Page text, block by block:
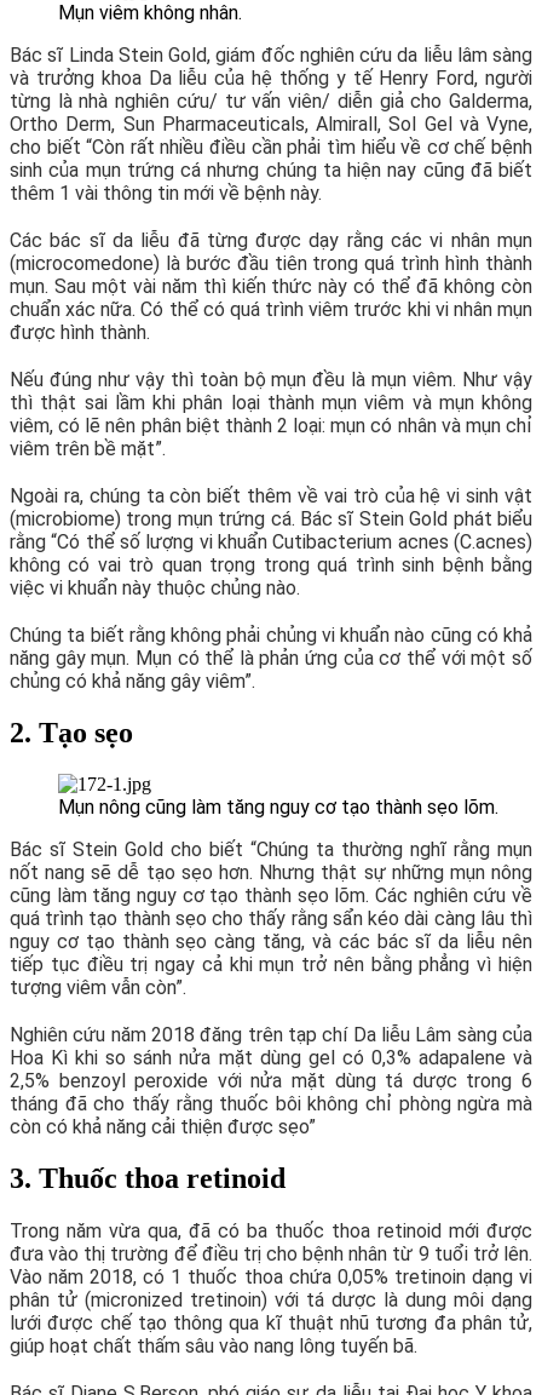
Mụn viêm không nhân.
Bác sĩ Linda Stein Gold, giám đốc nghiên cứu da liễu lâm sàng
và trưởng khoa Da liễu của hệ thống y tế Henry Ford, người
từng là nhà nghiên cứu/ tư vấn viên/ diễn giả cho Galderma,
Ortho Derm, Sun Pharmaceuticals, Almirall, Sol Gel và Vyne,
cho biết “Còn rất nhiều điều cần phải tìm hiểu về cơ chế bệnh
sinh của mụn trứng cá nhưng chúng ta hiện nay cũng đã biết
thêm 1 vài thông tin mới về bệnh này.
Các bác sĩ da liễu đã từng được dạy rằng các vi nhân mụn
(microcomedone) là bước đầu tiên trong quá trình hình thành
mụn. Sau một vài năm thì kiến thức này có thể đã không còn
chuẩn xác nữa. Có thể có quá trình viêm trước khi vi nhân mụn
được hình thành.
Nếu đúng như vậy thì toàn bộ mụn đều là mụn viêm. Như vậy
thì thật sai lầm khi phân loại thành mụn viêm và mụn không
viêm, có lẽ nên phân biệt thành 2 loại: mụn có nhân và mụn chỉ
viêm trên bề mặt”.
Ngoài ra, chúng ta còn biết thêm về vai trò của hệ vi sinh vật
(microbiome) trong mụn trứng cá. Bác sĩ Stein Gold phát biểu
rằng “Có thể số lượng vi khuẩn Cutibacterium acnes (C.acnes)
không có vai trò quan trọng trong quá trình sinh bệnh bằng
việc vi khuẩn này thuộc chủng nào.
Chúng ta biết rằng không phải chủng vi khuẩn nào cũng có khả
năng gây mụn. Mụn có thể là phản ứng của cơ thể với một số
chủng có khả năng gây viêm”.
2. Tạo sẹo
Mụn nông cũng làm tăng nguy cơ tạo thành sẹo lõm.
Bác sĩ Stein Gold cho biết “Chúng ta thường nghĩ rằng mụn
nốt nang sẽ dễ tạo sẹo hơn. Nhưng thật sự những mụn nông
cũng làm tăng nguy cơ tạo thành sẹo lõm. Các nghiên cứu về
quá trình tạo thành sẹo cho thấy rằng sẩn kéo dài càng lâu thì
nguy cơ tạo thành sẹo càng tăng, và các bác sĩ da liễu nên
tiếp tục điều trị ngay cả khi mụn trở nên bằng phẳng vì hiện
tượng viêm vẫn còn”.
Nghiên cứu năm 2018 đăng trên tạp chí Da liễu Lâm sàng của
Hoa Kì khi so sánh nửa mặt dùng gel có 0,3% adapalene và
2,5% benzoyl peroxide với nửa mặt dùng tá dược trong 6
tháng đã cho thấy rằng thuốc bôi không chỉ phòng ngừa mà
còn có khả năng cải thiện được sẹo”
3. Thuốc thoa retinoid
Trong năm vừa qua, đã có ba thuốc thoa retinoid mới được
đưa vào thị trường để điều trị cho bệnh nhân từ 9 tuổi trở lên.
Vào năm 2018, có 1 thuốc thoa chứa 0,05% tretinoin dạng vi
phân tử (micronized tretinoin) với tá dược là dung môi dạng
lưới được chế tạo thông qua kĩ thuật nhũ tương đa phân tử,
giúp hoạt chất thấm sâu vào nang lông tuyến bã.